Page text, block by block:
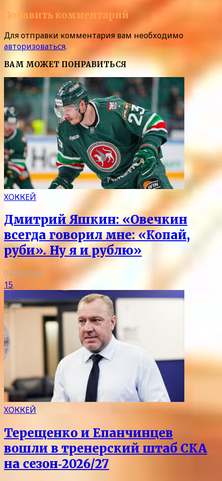
Добавить комментарий
Для отправки комментария вам необходимо
авторизоваться.
ВАМ МОЖЕТ ПОНРАВИТЬСЯ
ХОККЕЙ
Дмитрий Яшкин: «Овечкин
всегда говорил мне: «Копай,
руби». Ну я и рублю»
06.08.2026
15
ХОККЕЙ
Терещенко и Епанчинцев
вошли в тренерский штаб СКА
на сезон‑2026/27